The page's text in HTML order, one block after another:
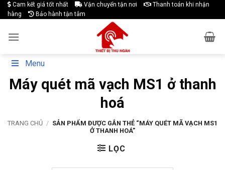
Skip
to
Cam kết giá tốt nhất Vận chuyển tận nơi
Thanh toán khi nhận
hàng
Bảo hành tận tâm
Menu
Máy quét mã vạch MS1 ở thanh
hoá
TRANG CHỦ / SẢN PHẨM ĐƯỢC GẮN THẺ “MÁY QUÉT MÃ VẠCH MS1
Ở THANH HOÁ”
LỌC